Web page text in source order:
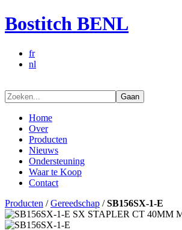
Bostitch BENL
fr
nl
Gaan
Home
Over
Producten
Nieuws
Ondersteuning
Waar te Koop
Contact
Producten /Gereedschap /SB156SX-1-E